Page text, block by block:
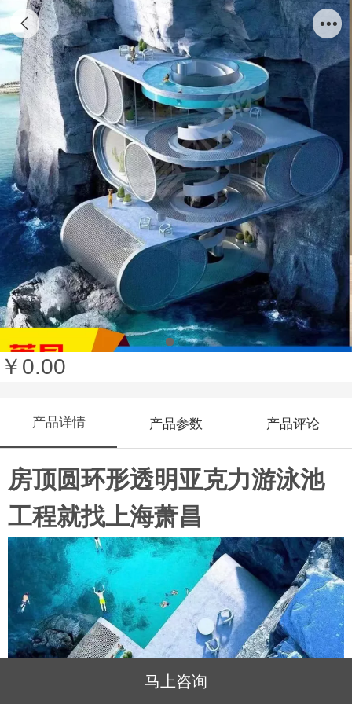
房顶透明游泳池
￥0.00
产品详情 产品参数 产品评论
房顶圆环形透明亚克力游泳池
工程就找上海萧昌
马上咨询